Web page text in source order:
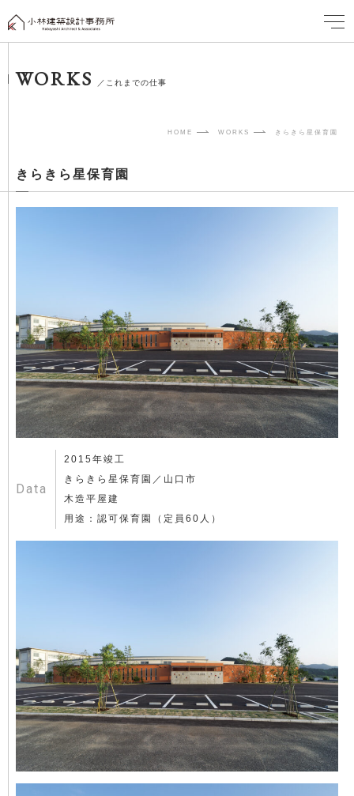
WORKS ／これまでの仕事
HOME WORKS きらきら星保育園
きらきら星保育園
Data
2015年竣工
きらきら星保育園／山口市
木造平屋建
用途：認可保育園（定員60人）